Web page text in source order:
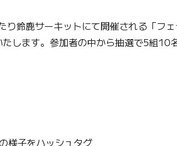
鈴鹿サーキットにて開催される「フ
ます。参加者の中から抽選で5組10
様子をハッシュタグ